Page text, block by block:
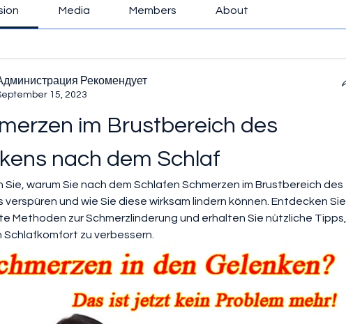
Media Members About
Рекомендует
15, 2023
im Brustbereich des
nach dem Schlaf
Sie, warum Sie nach dem Schlafen Schmerzen im Brustbereich des
verspüren und wie Sie diese wirksam lindern können. Entdecken Sie
Methoden zur Schmerzlinderung und erhalten Sie nützliche Tipps,
Schlafkomfort zu verbessern.